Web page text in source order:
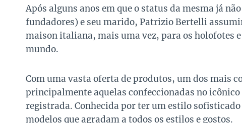
Após alguns anos em que o status da mesma já
fundadores) e seu marido, Patrizio Bertelli
maison italiana, mais uma vez, para os holofotes
mundo.
Com uma vasta oferta de produtos, um dos mais
principalmente aquelas confeccionadas no
registrada. Conhecida por ter um estilo sofisticado
modelos que agradam a todos os estilos e gostos.